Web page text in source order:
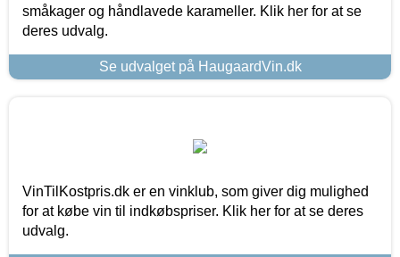
småkager og håndlavede karameller. Klik her for at se
deres udvalg.
Se udvalget på HaugaardVin.dk
VinTilKostpris.dk er en vinklub, som giver dig mulighed
for at købe vin til indkøbspriser. Klik her for at se deres
udvalg.